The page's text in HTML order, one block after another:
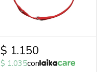
$ 1.150
$ 1.035con